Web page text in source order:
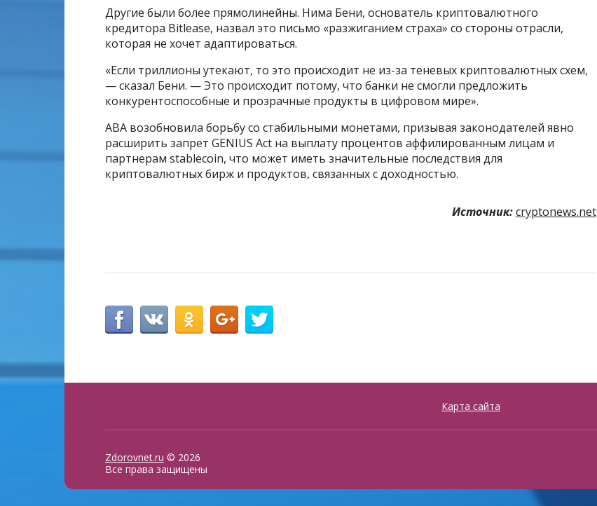
Другие были более прямолинейны. Нима Бени, основатель криптовалютного
кредитора Bitlease, назвал это письмо «разжиганием страха» со стороны отрасли,
которая не хочет адаптироваться.
«Если триллионы утекают, то это происходит не из-за теневых криптовалютных схем,
— сказал Бени. — Это происходит потому, что банки не смогли предложить
конкурентоспособные и прозрачные продукты в цифровом мире».
ABA возобновила борьбу со стабильными монетами, призывая законодателей явно
расширить запрет GENIUS Act на выплату процентов аффилированным лицам и
партнерам stablecoin, что может иметь значительные последствия для
криптовалютных бирж и продуктов, связанных с доходностью.
Источник:cryptonews.net
Карта сайта
Zdorovnet.ru © 2026
Все права защищены